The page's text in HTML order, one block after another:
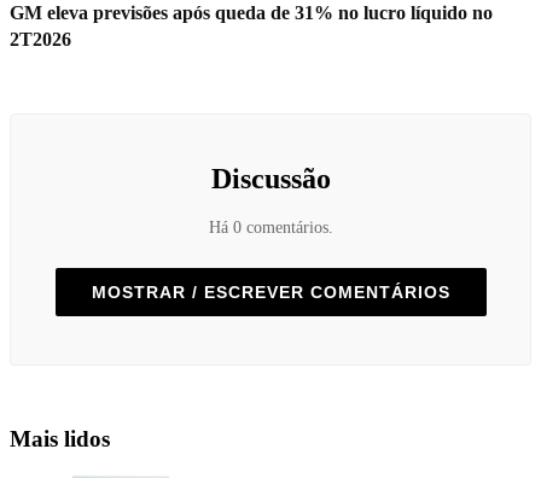
GM eleva previsões após queda de 31% no lucro líquido no
2T2026
Discussão
Há 0 comentários.
MOSTRAR / ESCREVER COMENTÁRIOS
Mais lidos